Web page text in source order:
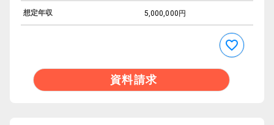
想定年収 5,000,000円
資料請求